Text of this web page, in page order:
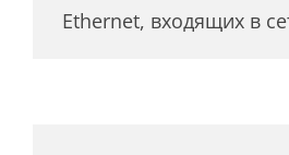
Ethernet, входящих в